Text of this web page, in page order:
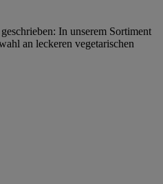
In unserem Sortiment
an leckeren vegetarischen